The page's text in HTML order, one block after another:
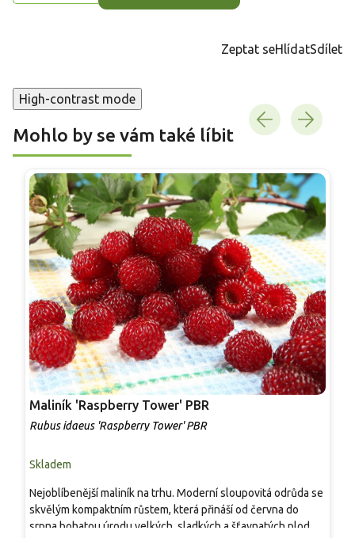
Zeptat seHlídatSdílet
High-contrast mode
Mohlo by se vám také líbit
Maliník 'Raspberry Tower' PBR
Rubus idaeus 'Raspberry Tower' PBR
Skladem
Nejoblíbenější maliník na trhu. Moderní sloupovitá odrůda se
skvělým kompaktním růstem, která přináší od června do
srpna bohatou úrodu velkých, sladkých a šťavnatých plodů.